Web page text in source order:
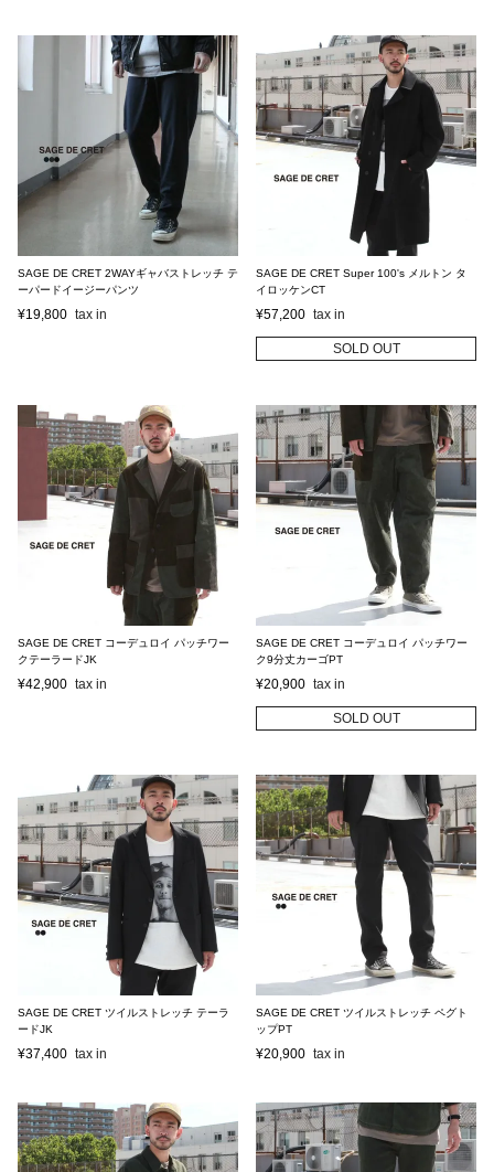
SAGE DE CRET 2WAYギャバストレッチ テ
ーパードイージーパンツ
¥19,800
SAGE DE CRET Super 100's メルトン タ
イロッケンCT
¥57,200
SOLD OUT
SAGE DE CRET コーデュロイ パッチワー
クテーラードJK
¥42,900
SAGE DE CRET コーデュロイ パッチワー
ク9分丈カーゴPT
¥20,900
SOLD OUT
SAGE DE CRET ツイルストレッチ テーラ
ードJK
¥37,400
SAGE DE CRET ツイルストレッチ ペグト
ップPT
¥20,900